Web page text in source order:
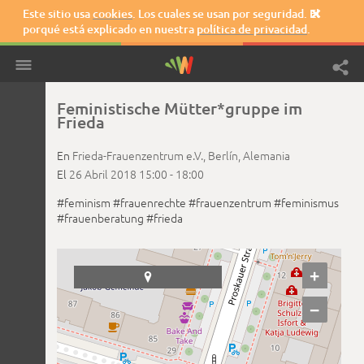
Este sitio usacookies. Los cuales se usan por seguridad. El
porqué está explicado en nuestra política de privacidad.

Feministische Mütter*gruppe im
Frieda
En Frieda-Frauenzentrum e.V., Berlín, Alemania
El 26 Abril 2018 15:00 - 18:00
#feminism #frauenrechte #frauenzentrum #feminismus
#frauenberatung #frieda

+
−